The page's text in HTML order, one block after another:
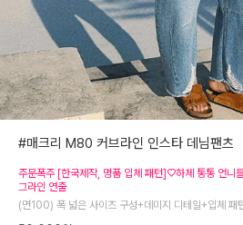
#매크리 M80 커브라인 인스타 데님팬츠
주문폭주 [한국제작, 명품 입체 패턴]♡하체 통통 언니
그라인 연출
(면100) 폭 넓은 사이즈 구성+데미지 디테일+입체 패